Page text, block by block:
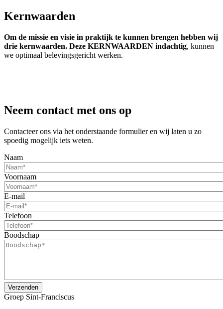
Kernwaarden
Om de missie en visie in praktijk te kunnen brengen hebben wij
drie kernwaarden. Deze KERNWAARDEN indachtig, kunnen
we optimaal belevingsgericht werken.
Neem contact met ons op
Contacteer ons via het onderstaande formulier en wij laten u zo
spoedig mogelijk iets weten.
Naam
Voornaam
E-mail
Telefoon
Boodschap
Groep Sint-Franciscus